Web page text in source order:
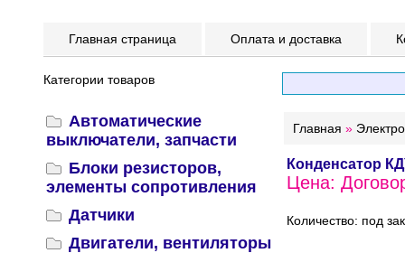
Главная страница Оплата и доставка
Категории товаров
Автоматические
выключатели, запчасти
Блоки резисторов,
элементы сопротивления
Датчики
Двигатели, вентиляторы
Главная »
Конденсатор
Цена:
Количество: под